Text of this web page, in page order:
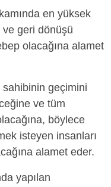
en yüksek
geri dönüşü
olacağına alamet
sahibinin geçimini
ve tüm
böylece
isteyen insanları
alamet eder.
yapılan